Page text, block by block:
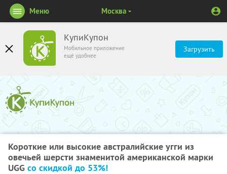
КупиКупон
Мобильное приложение
ещё удобнее
Загрузить
Меню Москва
Короткие или высокие австралийские угги из
овечьей шерсти знаменитой американской марки
UGG со скидкой до 53%!